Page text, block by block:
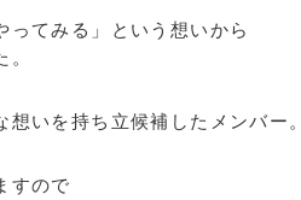
ってみる」という想いから
いを持ち立候補したメンバー。
すので